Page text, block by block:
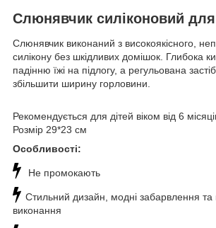
Слюнявчик силіконовий
Слюнявчик виконаний з високоякісного,
силікону без шкідливих домішок. Глибока
падінню їжі на підлогу, а регульована
збільшити ширину горловини.
Рекомендується для дітей віком від 6
Розмір 29*23 см
Особливості:
Не промокають
Стильний дизайн, модні забарвлення та
виконання